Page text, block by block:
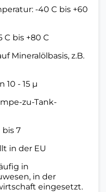
-40 C bis +60
C bis +80 C
Mineralölbasis, z.B.
10 - 15 µ
zu-Tank-
7
in der EU
in
in der
eingesetzt.